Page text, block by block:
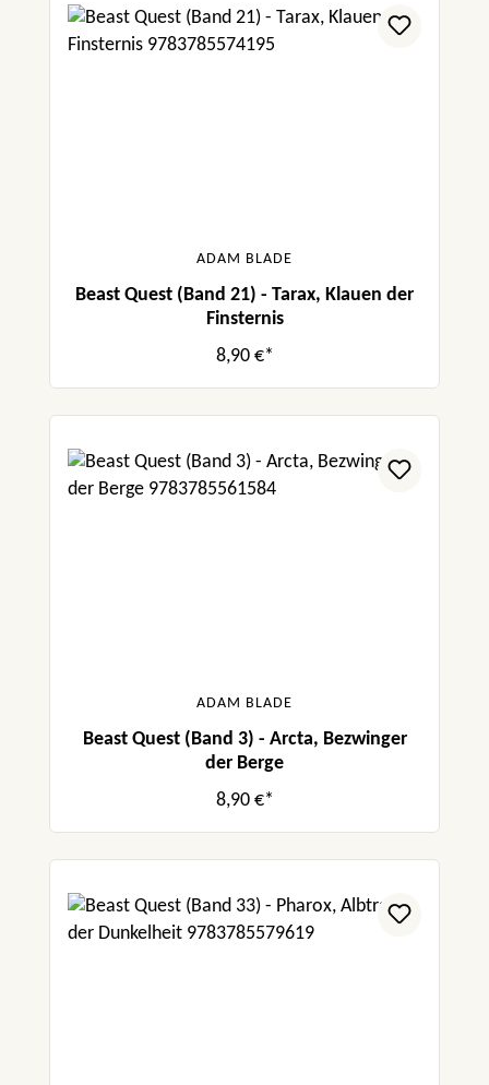
ADAM BLADE
Beast Quest (Band 21) - Tarax, Klauen der
Finsternis
8,90 €*
ADAM BLADE
Beast Quest (Band 3) - Arcta, Bezwinger
der Berge
8,90 €*